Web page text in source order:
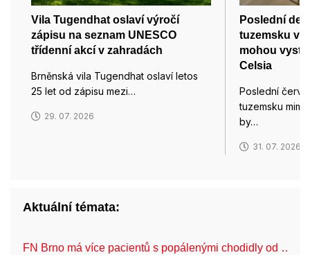
Vila Tugendhat oslaví výročí
zápisu na seznam UNESCO
třídenní akcí v zahradách
Brněnská vila Tugendhat oslaví letos
25 let od zápisu mezi…
29. 07. 2026
Poslední
tuzemsku
mohou
Celsia
Poslední
tuzemsku
by…
31. 07. 2026
Aktuální témata:
FN Brno má více pacientů s popálenými chodidly od …